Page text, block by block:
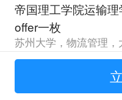
帝国理工学院运输
offer一枚
211院校
帝国理工学院公共